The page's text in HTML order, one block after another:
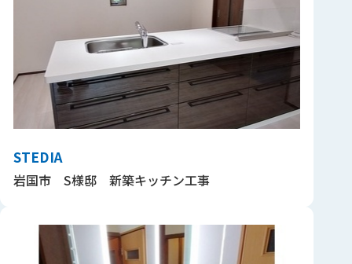
STEDIA
岩国市 S様邸 新築キッチン工事